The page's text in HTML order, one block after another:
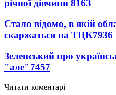
річної дівчини 8163
Стало відомо, в якій
скаржаться на ТЦК7936
Зеленський про
"але"7457
Читати коментарі